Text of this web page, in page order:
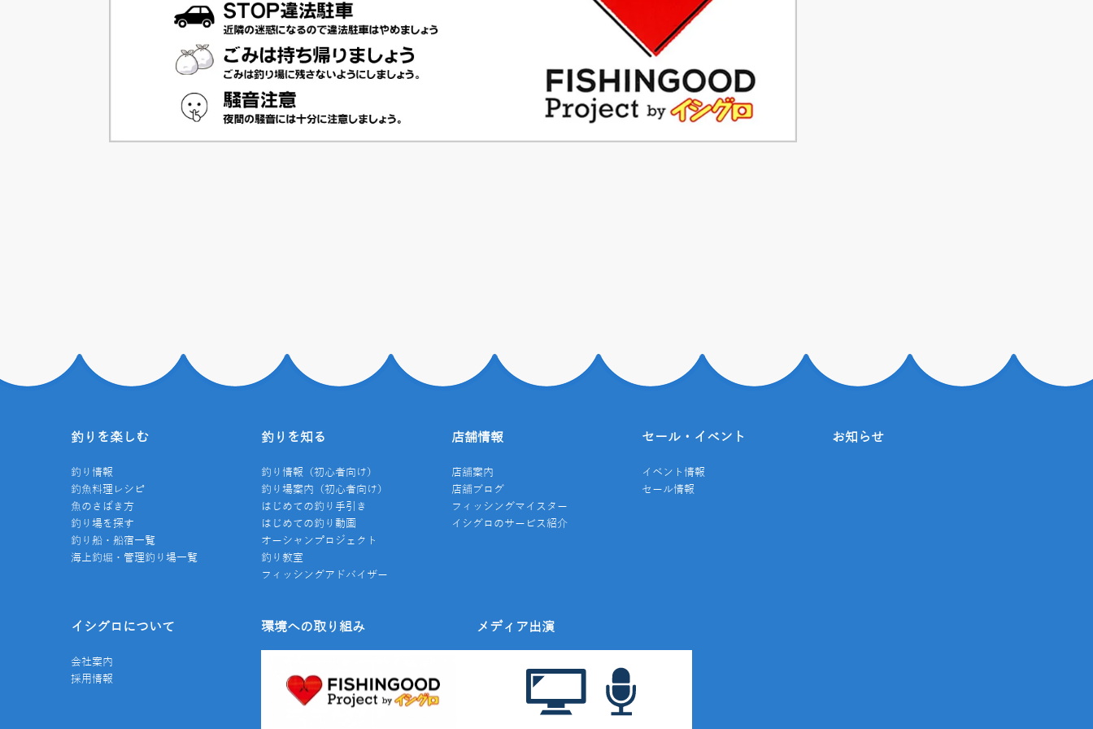
釣りを楽しむ
釣り情報
釣魚料理レシピ
魚のさばき方
釣り場を探す
釣り船・船宿一覧
海上釣堀・管理釣り場一覧
釣りを知る
釣り情報（初心者向け）
釣り場案内（初心者向け）
はじめての釣り手引き
はじめての釣り動画
オーシャンプロジェクト
釣り教室
フィッシングアドバイザー
店舗情報
店舗案内
店舗ブログ
フィッシングマイスター
イシグロのサービス紹介
セール・イベント
イベント情報
セール情報
お知らせ
イシグロについて
会社案内
採用情報
環境への取り組み メディア出演